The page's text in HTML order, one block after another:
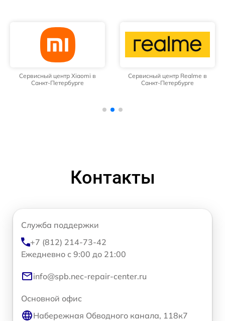
Сервисный центр Xiaomi в
Санкт-Петербурге
Сервисный центр Realme в
Санкт-Петербурге
Контакты
Служба поддержки
+7 (812) 214-73-42
Ежедневно с 9:00 до 21:00
info@spb.nec-repair-center.ru
Основной офис
Набережная Обводного канала, 118к7